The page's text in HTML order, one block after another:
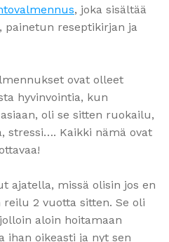
, joka sisältää
painetun reseptikirjan ja
ovat olleet
hyvinvointia, kun
oli se sitten ruokailu,
stressi…. Kaikki nämä ovat
ajatella, missä olisin jos en
2 vuotta sitten. Se oli
aloin hoitamaan
ihan oikeasti ja nyt sen